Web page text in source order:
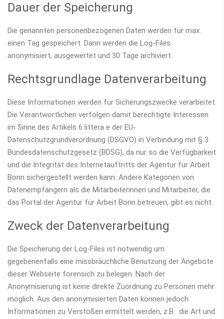
Dauer der Speicherung
Die genannten personenbezogenen Daten werden für max.
einen Tag gespeichert. Dann werden die Log-Files
anonymisiert, ausgewertet und 30 Tage archiviert.
Rechtsgrundlage Datenverarbeitung
Diese Informationen werden für Sicherungszwecke verarbeitet.
Die Verantwortlichen verfolgen damit berechtigte Interessen
im Sinne des Artikels 6 littera e der EU-
Datenschutzgrundverordnung (DSGVO) in Verbindung mit § 3
Bundesdatenschutzgesetz (BDSG), da nur so die Verfügbarkeit
und die Integrität des Internetauftritts der Agentur für Arbeit
Bonn sichergestellt werden kann. Andere Kategorien von
Datenempfängern als die Mitarbeiterinnen und Mitarbeiter, die
das Portal der Agentur für Arbeit Bonn betreuen, gibt es nicht.
Zweck der Datenverarbeitung
Die Speicherung der Log-Files ist notwendig um
gegebenenfalls eine missbräuchliche Benutzung der Angebote
dieser Webseite forensich zu belegen. Nach der
Anonymisierung ist keine direkte Zuordnung zu Personen mehr
möglich. Aus den anonymisierten Daten können jedoch
Informationen zu Verstößen ermittelt werden, z.B. die Art und